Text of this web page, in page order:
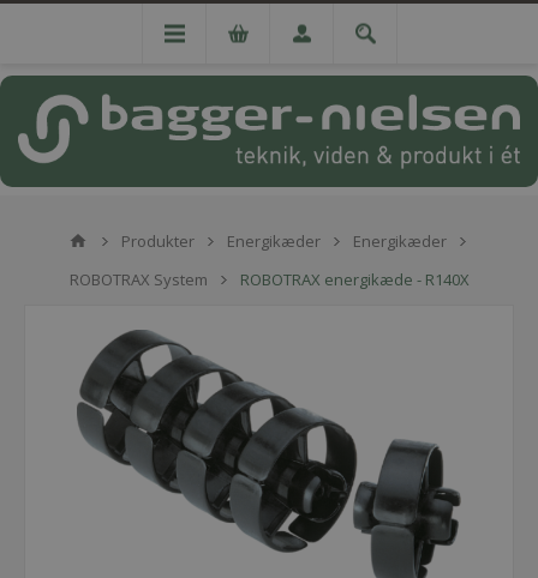
Produkter Energikæder
Energikæder
ROBOTRAX System
ROBOTRAX energikæde - R140X